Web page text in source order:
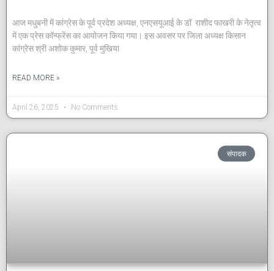
आज मधुबनी में कांग्रेस के पूर्व प्रदेश अध्यक्ष, एनएसयूआई के डॉ. राशीद फाखरी के नेतृत्व
में एक प्रेस कॉन्फ्रेंस का आयोजन किया गया। इस अवसर पर जिला अध्यक्ष किसान
कांग्रेस श्री अशोक कुमार, पूर्व मुखिया
READ MORE »
April 26, 2025 No Comments
संपादक